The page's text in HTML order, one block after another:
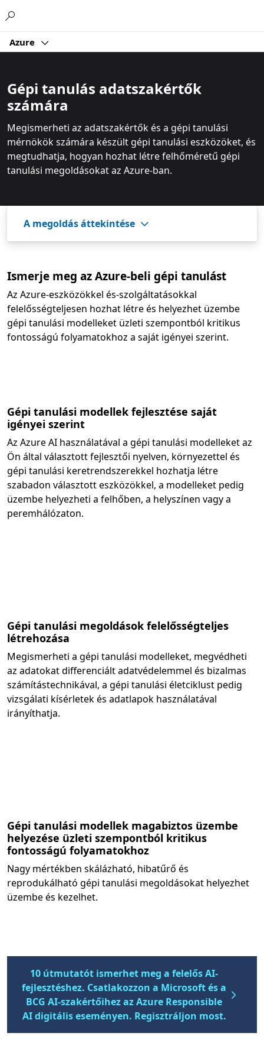
Azure
Gépi tanulás adatszakértők
számára
Megismerheti az adatszakértők és a gépi tanulási
mérnökök számára készült gépi tanulási eszközöket, és
megtudhatja, hogyan hozhat létre felhőméretű gépi
tanulási megoldásokat az Azure-ban.
A megoldás áttekintése
Ismerje meg az Azure-beli gépi tanulást
Az Azure-eszközökkel és-szolgáltatásokkal
felelősségteljesen hozhat létre és helyezhet üzembe
gépi tanulási modelleket üzleti szempontból kritikus
fontosságú folyamatokhoz a saját igényei szerint.
Gépi tanulási modellek fejlesztése saját
igényei szerint
Az Azure AI használatával a gépi tanulási modelleket az
Ön által választott fejlesztői nyelven, környezettel és
gépi tanulási keretrendszerekkel hozhatja létre
szabadon választott eszközökkel, a modelleket pedig
üzembe helyezheti a felhőben, a helyszínen vagy a
peremhálózaton.
Gépi tanulási megoldások felelősségteljes
létrehozása
Megismerheti a gépi tanulási modelleket, megvédheti
az adatokat differenciált adatvédelemmel és bizalmas
számítástechnikával, a gépi tanulási életciklust pedig
vizsgálati kísérletek és adatlapok használatával
irányíthatja.
Gépi tanulási modellek magabiztos üzembe
helyezése üzleti szempontból kritikus
fontosságú folyamatokhoz
Nagy mértékben skálázható, hibatűrő és
reprodukálható gépi tanulási megoldásokat helyezhet
üzembe és kezelhet.
10 útmutatót ismerhet meg a felelős AI-
fejlesztéshez. Csatlakozzon a Microsoft és a
BCG AI-szakértőihez az Azure Responsible
AI digitális eseményen. Regisztráljon most.